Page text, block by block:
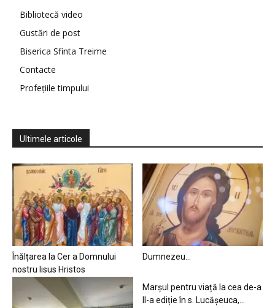
Bibliotecă video
Gustări de post
Biserica Sfinta Treime
Contacte
Profețiile timpului
Ultimele articole
Înălțarea la Cer a Domnului
nostru Iisus Hristos
Dumnezeu…
Marșul pentru viață la cea de-a
II-a ediție în s. Lucășeuca,...